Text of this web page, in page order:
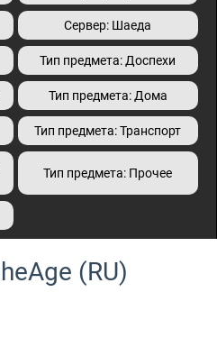
Сервер: Шаеда
Тип предмета: Доспехи
Тип предмета: Дома
Тип предмета: Транспорт
Тип предмета: Прочее
(RU)